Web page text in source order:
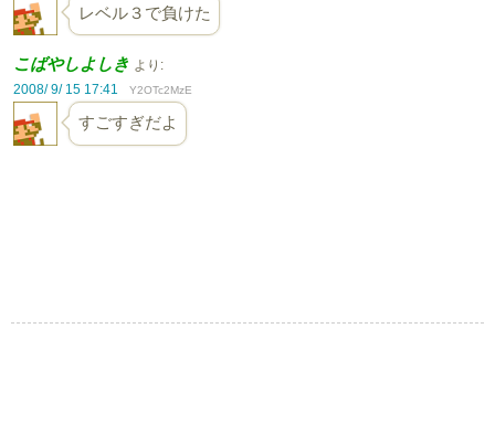
レベル３で負けた
こばやしよしき より:
2008/ 9/ 15 17:41
Y2OTc2MzE
すごすぎだよ